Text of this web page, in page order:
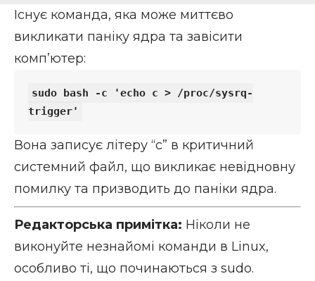
Існує команда, яка може миттєво
викликати паніку ядра та завісити
комп’ютер:
sudo bash -c 'echo c > /proc/sysrq-
Вона записує літеру “c” в критичний
системний файл, що викликає невідновну
помилку та призводить до паніки ядра.
Редакторська примітка: Ніколи не
виконуйте незнайомі команди в Linux,
особливо ті, що починаються з sudo.